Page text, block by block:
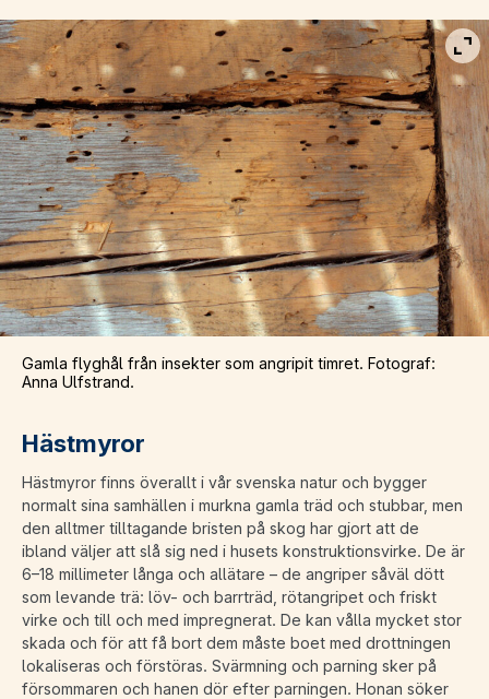
Gamla flyghål från insekter som angripit timret. Fotograf:
Anna Ulfstrand.
Hästmyror
Hästmyror finns överallt i vår svenska natur och bygger
normalt sina samhällen i murkna gamla träd och stubbar, men
den alltmer tilltagande bristen på skog har gjort att de
ibland väljer att slå sig ned i husets konstruktionsvirke. De är
6–18 millimeter långa och allätare – de angriper såväl dött
som levande trä: löv- och barrträd, rötangripet och friskt
virke och till och med impregnerat. De kan vålla mycket stor
skada och för att få bort dem måste boet med drottningen
lokaliseras och förstöras. Svärmning och parning sker på
försommaren och hanen dör efter parningen. Honan söker